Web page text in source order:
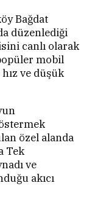
Bağdat
düzenlediği
canlı olarak
mobil
ve düşük
özel alanda
Tek
ve
akıcı